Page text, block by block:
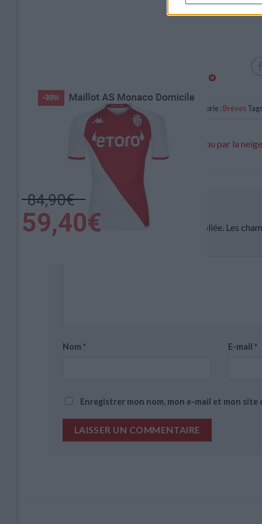
Catégorie : Brèves
Le match du Groupe Élite interrompu par la neige
Laisser un commentaire
Votre adresse e-mail ne sera pas publiée. Les
Nom * E-mail*
Enregistrer mon nom, mon e-mail et mon